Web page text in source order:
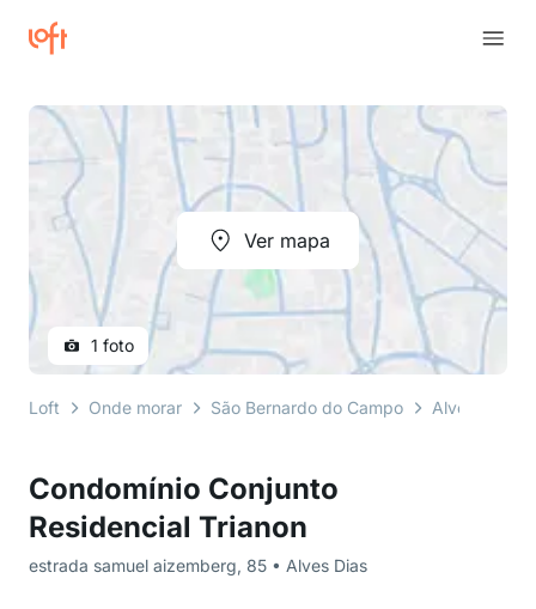
Condomínio Conjunto
Residencial Trianon
estrada samuel aizemberg, 85 • Alves Dias
Ver mapa
1 foto
Loft Onde morar São Bernardo do Campo Alves Dias